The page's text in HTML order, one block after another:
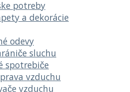
potreby
a dekorácie
odevy
sluchu
spotrebiče
vzduchu
vzduchu